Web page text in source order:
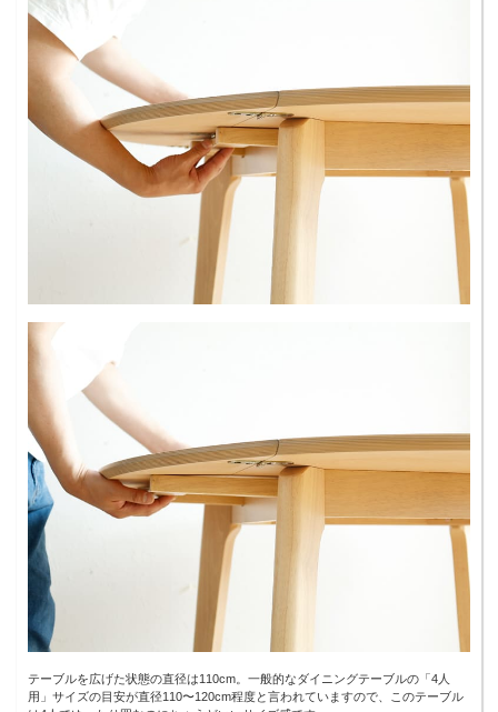
テーブルを広げた状態の直径は110cm。一般的なダイニングテーブルの「4人
用」サイズの目安が直径110〜120cm程度と言われていますので、このテーブル